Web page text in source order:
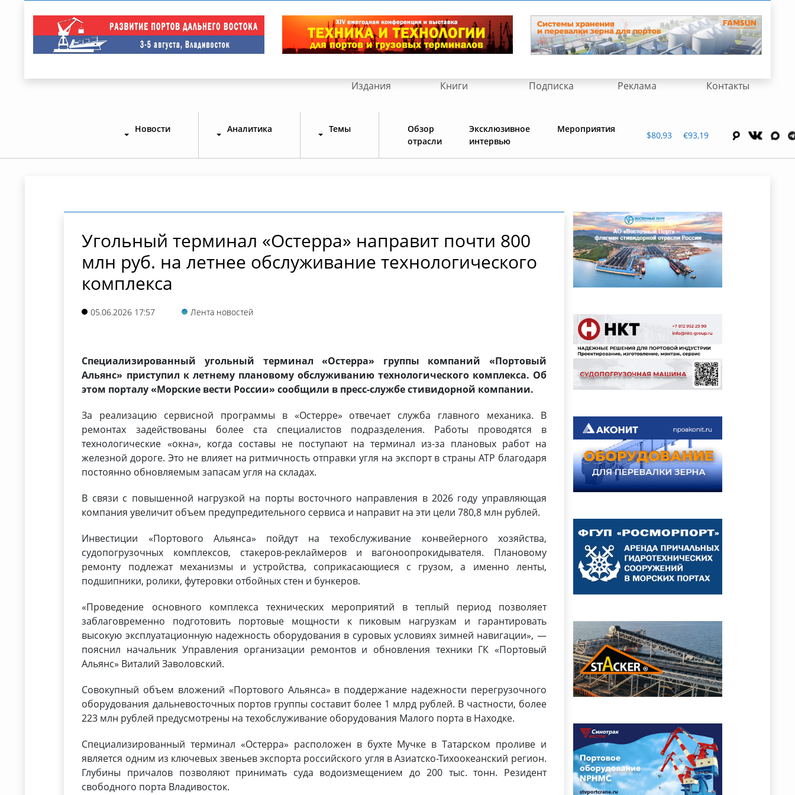
Издания Книги Подписка Реклама Контакты
Новости Аналитика Темы
Обзор
отрасли
Эксклюзивное
интервью
Мероприятия
$80,93 €93,19
Угольный терминал «Остерра» направит почти 800
млн руб. на летнее обслуживание технологического
комплекса
05.06.2026 17:57 Лента новостей
Специализированный угольный терминал «Остерра» группы компаний «Портовый
Альянс» приступил к летнему плановому обслуживанию технологического комплекса. Об
этом порталу «Морские вести России» сообщили в пресс-службе стивидорной компании.
За реализацию сервисной программы в «Остерре» отвечает служба главного механика. В
ремонтах задействованы более ста специалистов подразделения. Работы проводятся в
технологические «окна», когда составы не поступают на терминал из-за плановых работ на
железной дороге. Это не влияет на ритмичность отправки угля на экспорт в страны АТР благодаря
постоянно обновляемым запасам угля на складах.
В связи с повышенной нагрузкой на порты восточного направления в 2026 году управляющая
компания увеличит объем предупредительного сервиса и направит на эти цели 780,8 млн рублей.
Инвестиции «Портового Альянса» пойдут на техобслуживание конвейерного хозяйства,
судопогрузочных комплексов, стакеров-реклаймеров и вагоноопрокидывателя. Плановому
ремонту подлежат механизмы и устройства, соприкасающиеся с грузом, а именно ленты,
подшипники, ролики, футеровки отбойных стен и бункеров.
«Проведение основного комплекса технических мероприятий в теплый период позволяет
заблаговременно подготовить портовые мощности к пиковым нагрузкам и гарантировать
высокую эксплуатационную надежность оборудования в суровых условиях зимней навигации», —
пояснил начальник Управления организации ремонтов и обновления техники ГК «Портовый
Альянс» Виталий Заволовский.
Совокупный объем вложений «Портового Альянса» в поддержание надежности перегрузочного
оборудования дальневосточных портов группы составит более 1 млрд рублей. В частности, более
223 млн рублей предусмотрены на техобслуживание оборудования Малого порта в Находке.
Специализированный терминал «Остерра» расположен в бухте Мучке в Татарском проливе и
является одним из ключевых звеньев экспорта российского угля в Азиатско-Тихоокеанский регион.
Глубины причалов позволяют принимать суда водоизмещением до 200 тыс. тонн. Резидент
свободного порта Владивосток.